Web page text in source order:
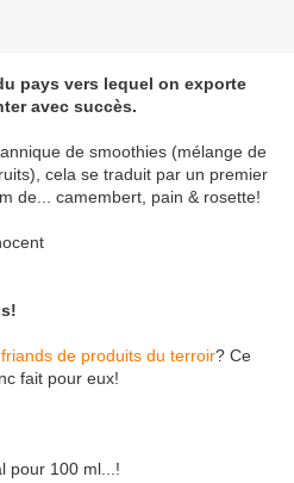
pays vers lequel on exporte
avec succès.
de smoothies (mélange de
cela se traduit par un premier
de... camembert, pain & rosette!
friands de produits du terroir? Ce
fait pour eux!
pour 100 ml...!